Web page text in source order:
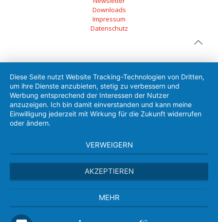
Downloads
Impressum
Datenschutz
Diese Seite nutzt Website Tracking-Technologien von Dritten,
um ihre Dienste anzubieten, stetig zu verbessern und
Werbung entsprechend der Interessen der Nutzer
anzuzeigen. Ich bin damit einverstanden und kann meine
Einwilligung jederzeit mit Wirkung für die Zukunft widerrufen
oder ändern.
VERWEIGERN
AKZEPTIEREN
MEHR